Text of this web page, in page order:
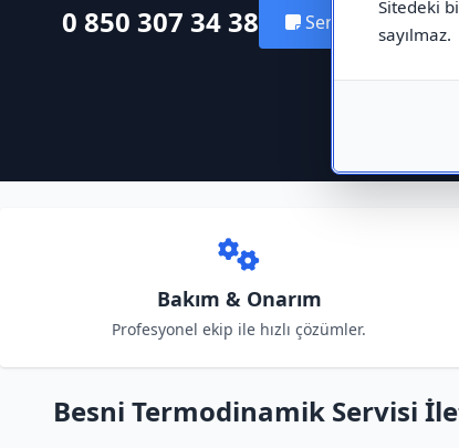
Sitedeki
sayılmaz.
0 850 307 34 38 Servis Kaydı
Bakım & Onarım
Profesyonel ekip ile hızlı çözümler.
Besni Termodinamik Servisi